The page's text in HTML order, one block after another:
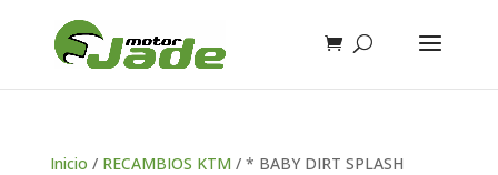
Inicio / RECAMBIOS KTM / * BABY DIRT SPLASH